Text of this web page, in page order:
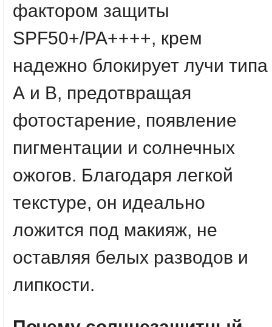
фактором защиты
SPF50+/PA++++, крем
надежно блокирует лучи типа
А и В, предотвращая
фотостарение, появление
пигментации и солнечных
ожогов. Благодаря легкой
текстуре, он идеально
ложится под макияж, не
оставляя белых разводов и
липкости.